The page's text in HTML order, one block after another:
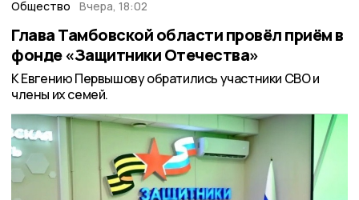
Общество Вчера, 18:02
Глава Тамбовской области провёл приём в
фонде «Защитники Отечества»
К Евгению Первышову обратились участники СВО и
члены их семей.